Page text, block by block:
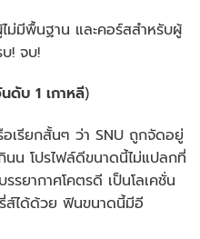
ม่มีพื้นฐาน และคอร์สสำหรับผู้
! จบ!
ดับ 1 เกาหลี)
เรียกสั้นๆ ว่า SNU ถูกจัดอยู่
นน โปรไฟล์ดีขนาดนี้ไม่แปลกที่
รยากาศโคตรดี เป็นโลเคชั่น
ส์ได้ด้วย ฟินขนาดนี้มีอี